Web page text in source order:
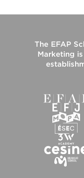
The EFAP
Marketing